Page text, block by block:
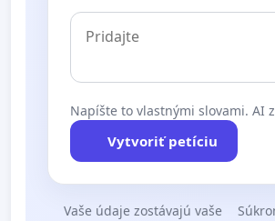
Napíšte to vlastnými slovami. AI
Vytvoriť petíciu
Vaše údaje zostávajú vaše